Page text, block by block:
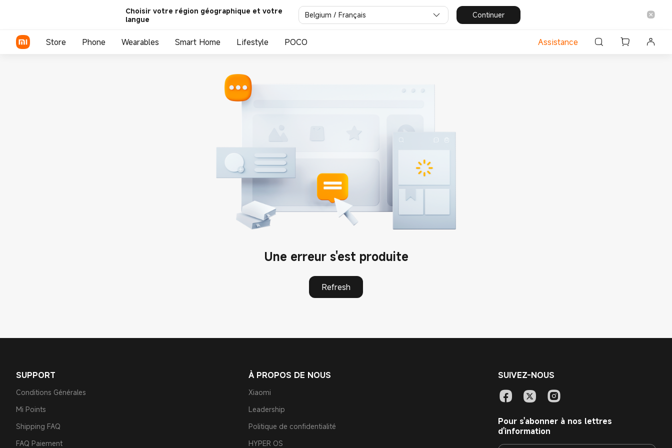
Choisir votre région géographique et votre
langue
Belgium / Français Continuer
Store Phone Wearables Smart Home Lifestyle POCO Assistance
Une erreur s'est produite
Refresh
SUPPORT
Conditions Générales
Mi Points
Shipping FAQ
FAQ Paiement
À PROPOS DE NOUS
Xiaomi
Leadership
Politique de confidentialité
HYPER OS
SUIVEZ-NOUS
Pour s'abonner à nos lettres
d'information